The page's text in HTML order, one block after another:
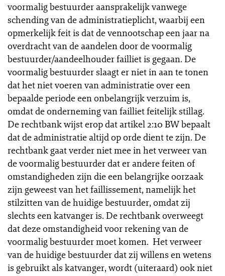
voormalig bestuurder aansprakelijk vanwege
schending van de administratieplicht, waarbij een
opmerkelijk feit is dat de vennootschap een jaar na
overdracht van de aandelen door de voormalig
bestuurder/aandeelhouder failliet is gegaan. De
voormalig bestuurder slaagt er niet in aan te tonen
dat het niet voeren van administratie over een
bepaalde periode een onbelangrijk verzuim is,
omdat de onderneming van failliet feitelijk stillag.
De rechtbank wijst erop dat artikel 2:10 BW bepaalt
dat de administratie altijd op orde dient te zijn. De
rechtbank gaat verder niet mee in het verweer van
de voormalig bestuurder dat er andere feiten of
omstandigheden zijn die een belangrijke oorzaak
zijn geweest van het faillissement, namelijk het
stilzitten van de huidige bestuurder, omdat zij
slechts een katvanger is. De rechtbank overweegt
dat deze omstandigheid voor rekening van de
voormalig bestuurder moet komen. Het verweer
van de huidige bestuurder dat zij willens en wetens
is gebruikt als katvanger, wordt (uiteraard) ook niet